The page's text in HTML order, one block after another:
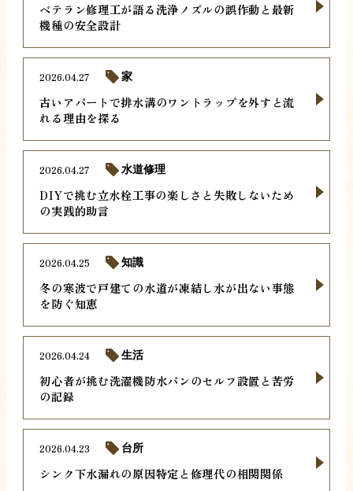
ベテラン修理工が語る洗浄ノズルの誤作動と最新
機種の安全設計
古いアパートで排水溝のワントラップを外すと流
れる理由を探る
2026.04.27 家
DIYで挑む立水栓工事の楽しさと失敗しないため
の実践的助言
2026.04.27 水道修理
冬の寒波で戸建ての水道が凍結し水が出ない事態
を防ぐ知恵
2026.04.25 知識
初心者が挑む洗濯機防水パンのセルフ設置と苦労
の記録
2026.04.24 生活
シンク下水漏れの原因特定と修理代の相関関係
2026.04.23 台所